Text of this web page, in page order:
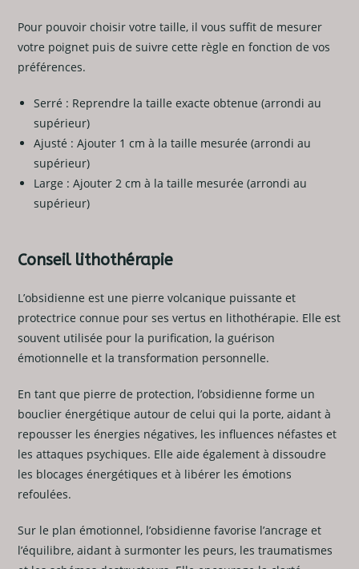
Pour pouvoir choisir votre taille, il vous suffit de mesurer
votre poignet puis de suivre cette règle en fonction de vos
préférences.
Serré : Reprendre la taille exacte obtenue (arrondi au
supérieur)
Ajusté : Ajouter 1 cm à la taille mesurée (arrondi au
supérieur)
Large : Ajouter 2 cm à la taille mesurée (arrondi au
supérieur)
Conseil lithothérapie
L’obsidienne est une pierre volcanique puissante et
protectrice connue pour ses vertus en lithothérapie. Elle est
souvent utilisée pour la purification, la guérison
émotionnelle et la transformation personnelle.
En tant que pierre de protection, l’obsidienne forme un
bouclier énergétique autour de celui qui la porte, aidant à
repousser les énergies négatives, les influences néfastes et
les attaques psychiques. Elle aide également à dissoudre
les blocages énergétiques et à libérer les émotions
refoulées.
Sur le plan émotionnel, l’obsidienne favorise l’ancrage et
l’équilibre, aidant à surmonter les peurs, les traumatismes